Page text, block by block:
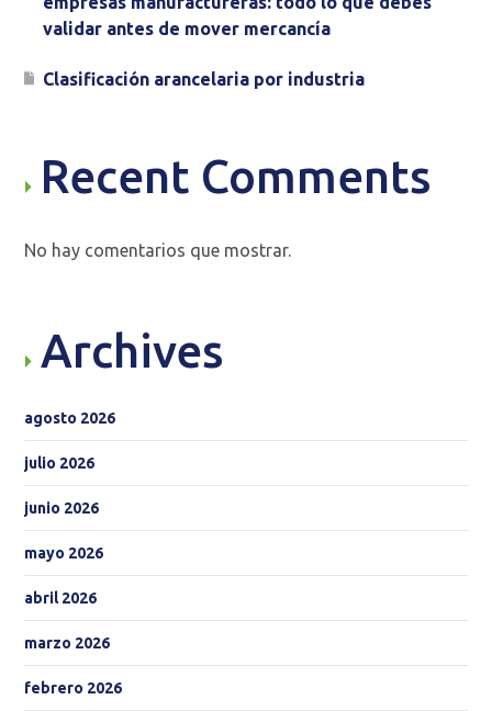
validar antes de mover mercancía
Clasificación arancelaria por industria
Recent Comments
No hay comentarios que mostrar.
Archives
agosto 2026
julio 2026
junio 2026
mayo 2026
abril 2026
marzo 2026
febrero 2026